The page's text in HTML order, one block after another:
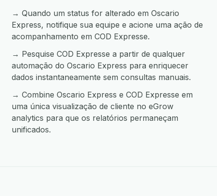
→ Quando um status for alterado em Oscario
Express, notifique sua equipe e acione uma ação de
acompanhamento em COD Expresse.
→ Pesquise COD Expresse a partir de qualquer
automação do Oscario Express para enriquecer
dados instantaneamente sem consultas manuais.
→ Combine Oscario Express e COD Expresse em
uma única visualização de cliente no eGrow
analytics para que os relatórios permaneçam
unificados.